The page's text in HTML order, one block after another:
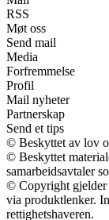
RSS
Møt oss
Send mail
Media
Forfremmelse
Profil
Mail nyheter
Partnerskap
Send et tips
© Beskyttet av lov
© Beskyttet
samarbeidsavtaler
© Copyright gjelder
via produktlenker.
rettighetshaveren.